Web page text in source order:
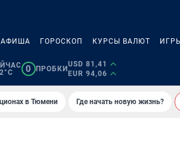
АФИША ГОРОСКОП КУРСЫ ВАЛЮТ ИГРЫ
0 ПРОБКИ
USD 81,41
EUR 94,06
в Тюмени Где начать новую жизнь?